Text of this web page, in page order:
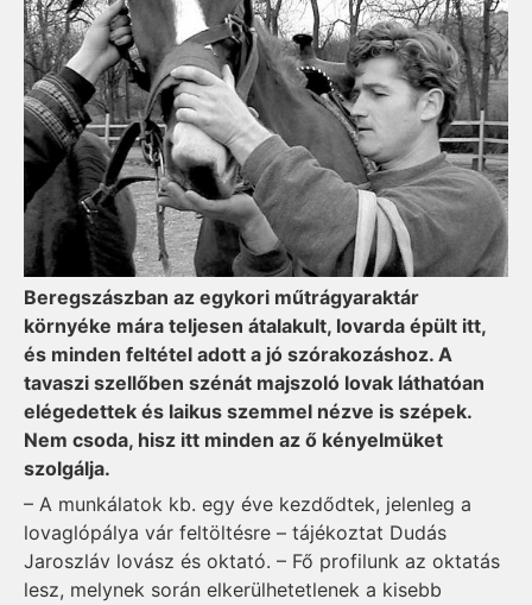
Beregszászban az egykori műtrágyaraktár
környéke mára teljesen átalakult, lovarda épült itt,
és minden feltétel adott a jó szórakozáshoz. A
tavaszi szellőben szénát majszoló lovak láthatóan
elégedettek és laikus szemmel nézve is szépek.
Nem csoda, hisz itt minden az ő kényelmüket
szolgálja.
– A munkálatok kb. egy éve kezdődtek, jelenleg a
lovaglópálya vár feltöltésre – tájékoztat Dudás
Jaroszláv lovász és oktató. – Fő profilunk az oktatás
lesz, melynek során elkerülhetetlenek a kisebb